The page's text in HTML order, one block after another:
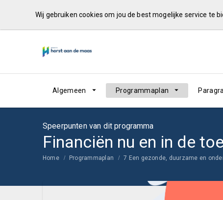
Wij gebruiken cookies om jou de best mogelijke service te
Algemeen Programmaplan
Speerpunten van dit programma
Financiën nu en in de
Home Programmaplan 7 Een gezonde, duurzame en